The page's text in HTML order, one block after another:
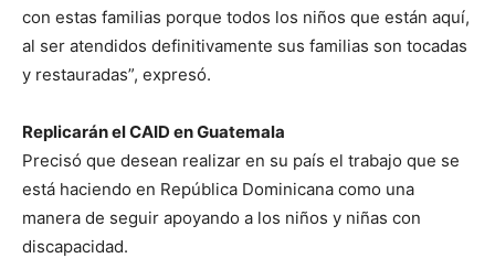
con estas familias porque todos los niños que están aquí,
al ser atendidos definitivamente sus familias son tocadas
y restauradas”, expresó.
Replicarán el CAID en Guatemala
Precisó que desean realizar en su país el trabajo que se
está haciendo en República Dominicana como una
manera de seguir apoyando a los niños y niñas con
discapacidad.